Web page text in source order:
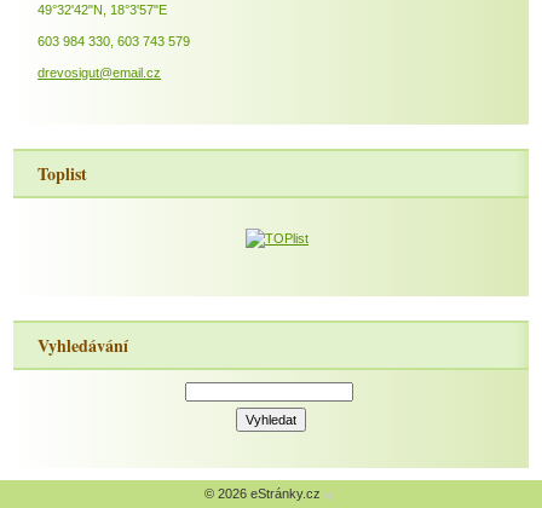
49°32'42"N, 18°3'57"E
603 984 330, 603 743 579
drevosigut@email.cz
Toplist
Vyhledávání
© 2026 eStránky.cz